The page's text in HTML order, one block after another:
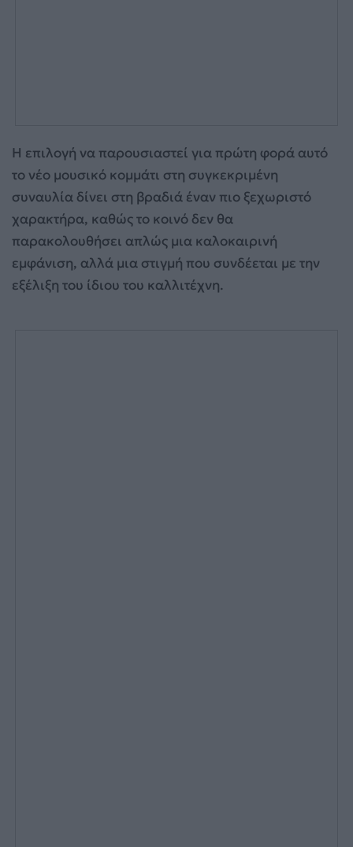
Η επιλογή να παρουσιαστεί για πρώτη φορά αυτό
το νέο μουσικό κομμάτι στη συγκεκριμένη
συναυλία δίνει στη βραδιά έναν πιο ξεχωριστό
χαρακτήρα, καθώς το κοινό δεν θα
παρακολουθήσει απλώς μια καλοκαιρινή
εμφάνιση, αλλά μια στιγμή που συνδέεται με την
εξέλιξη του ίδιου του καλλιτέχνη.